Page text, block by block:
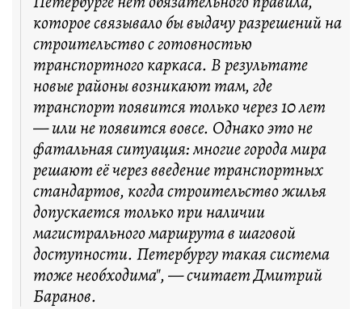
которое связывало бы выдачу разрешений на
строительство с готовностью
транспортного каркаса. В результате
новые районы возникают там, где
транспорт появится только через 10 лет
— или не появится вовсе. Однако это не
фатальная ситуация: многие города мира
решают её через введение транспортных
стандартов, когда строительство жилья
допускается только при наличии
магистрального маршрута в шаговой
доступности. Петербургу такая система
тоже необходима", — считает Дмитрий
Баранов.